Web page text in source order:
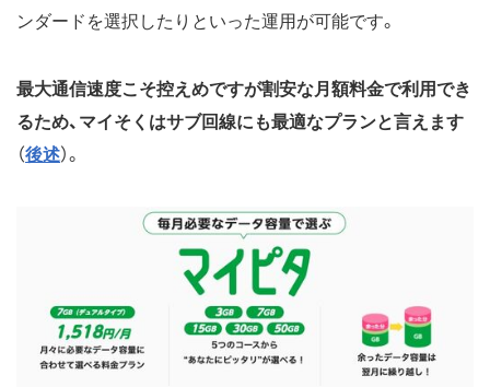
ンダードを選択したりといった運用が可能です。
最大通信速度こそ控えめですが割安な月額料金で利用でき
るため、マイそくはサブ回線にも最適なプランと言えます
（後述）。